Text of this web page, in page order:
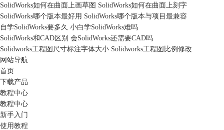
SolidWorks如何在曲面上画草图 SolidWorks如何在曲面上刻字
SolidWorks哪个版本最好用 SolidWorks哪个版本与项目最兼容
自学SolidWorks要多久 小白学SolidWorks难吗
SolidWorks和CAD区别 会SolidWorks还需要CAD吗
Solidworks工程图尺寸标注字体大小 Solidworks工程图比例修改
网站导航
首页
下载产品
教程中心
教程中心
新手入门
使用教程